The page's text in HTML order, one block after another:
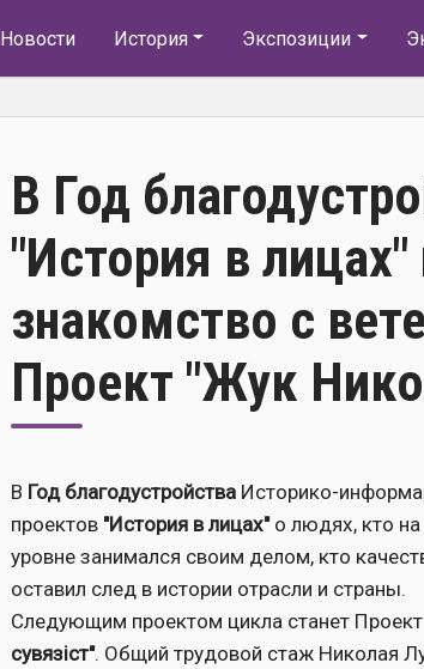
Основная навигация
Новости История Экспозиции
В Год
"История в
знакомство с
Проект "Жук
В Год благодустройства Историко-
проектов "История в лицах" о людях, кто
уровне занимался своим делом, кто
оставил след в истории отрасли и страны.
Следующим проектом цикла станет
сувязiст". Общий трудовой стаж Николая